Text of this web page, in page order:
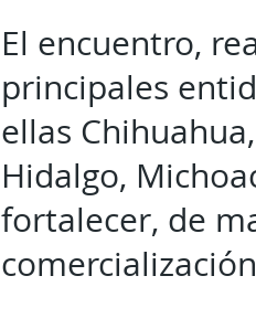
El encuentro,
principales
ellas
Hidalgo,
fortalecer, de